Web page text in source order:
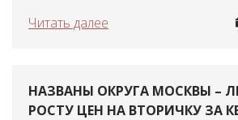
Читать далее
НАЗВАНЫ ОКРУГА МОСКВЫ –
РОСТУ ЦЕН НА ВТОРИЧКУ ЗА